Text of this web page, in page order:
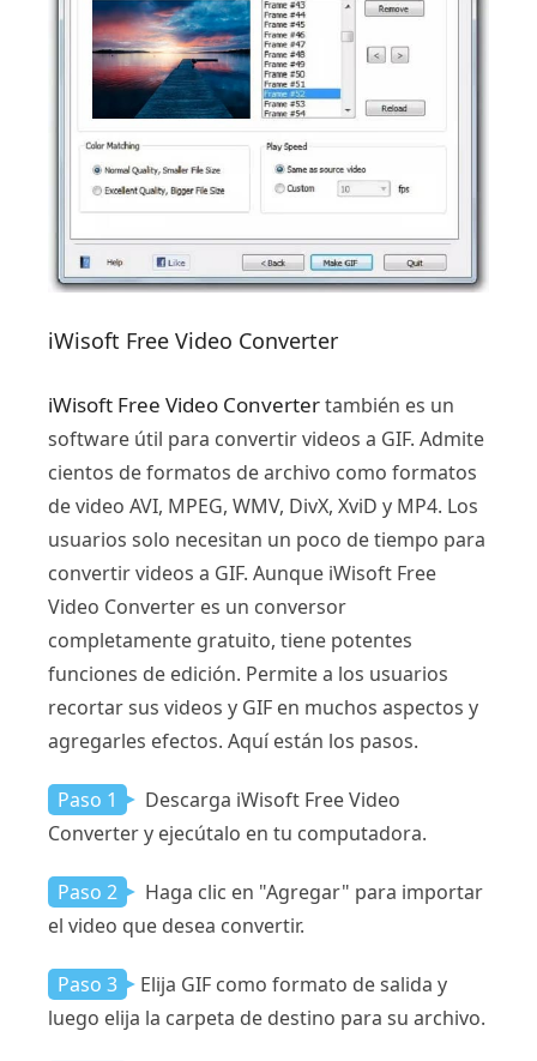
iWisoft Free Video Converter
iWisoft Free Video Convertertambién es un
software útil para convertir videos a GIF. Admite
cientos de formatos de archivo como formatos
de video AVI, MPEG, WMV, DivX, XviD y MP4. Los
usuarios solo necesitan un poco de tiempo para
convertir videos a GIF. Aunque iWisoft Free
Video Converter es un conversor
completamente gratuito, tiene potentes
funciones de edición. Permite a los usuarios
recortar sus videos y GIF en muchos aspectos y
agregarles efectos. Aquí están los pasos.
Paso 1
Descarga iWisoft Free Video
Converter y ejecútalo en tu computadora.
Paso 2
Haga clic en "Agregar" para importar
el video que desea convertir.
Paso 3
Elija GIF como formato de salida y
luego elija la carpeta de destino para su archivo.